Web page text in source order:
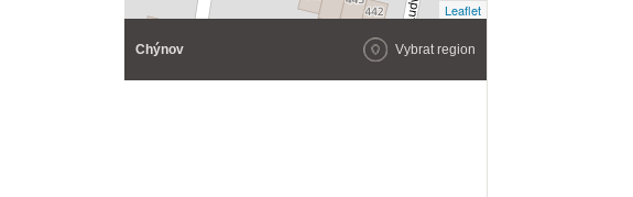
Leaflet
Chýnov Vybrat region